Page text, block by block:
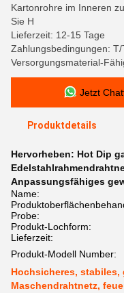
Kartonrohre im Inneren
Sie H
Lieferzeit: 12-15 Tage
Zahlungsbedingungen: T/
Versorgungsmaterial-
Jetzt
Produktdetails
Hervorheben: Hot Dip
Anpassungsfähiges
Name:
Probe:
Produkt-Lochform:
Lieferzeit:
Produkt-Modell Number:
Hochsicheres, stabiles,
Maschendrahtnetz,